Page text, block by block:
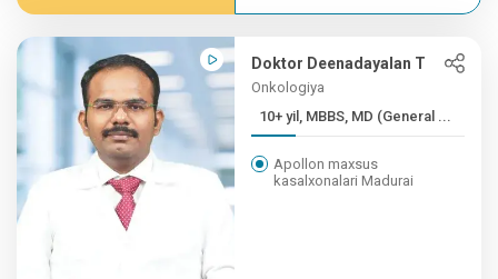
Doktor Deenadayalan T
Onkologiya
10+ yil, MBBS, MD (General ...
Apollon maxsus
kasalxonalari Madurai